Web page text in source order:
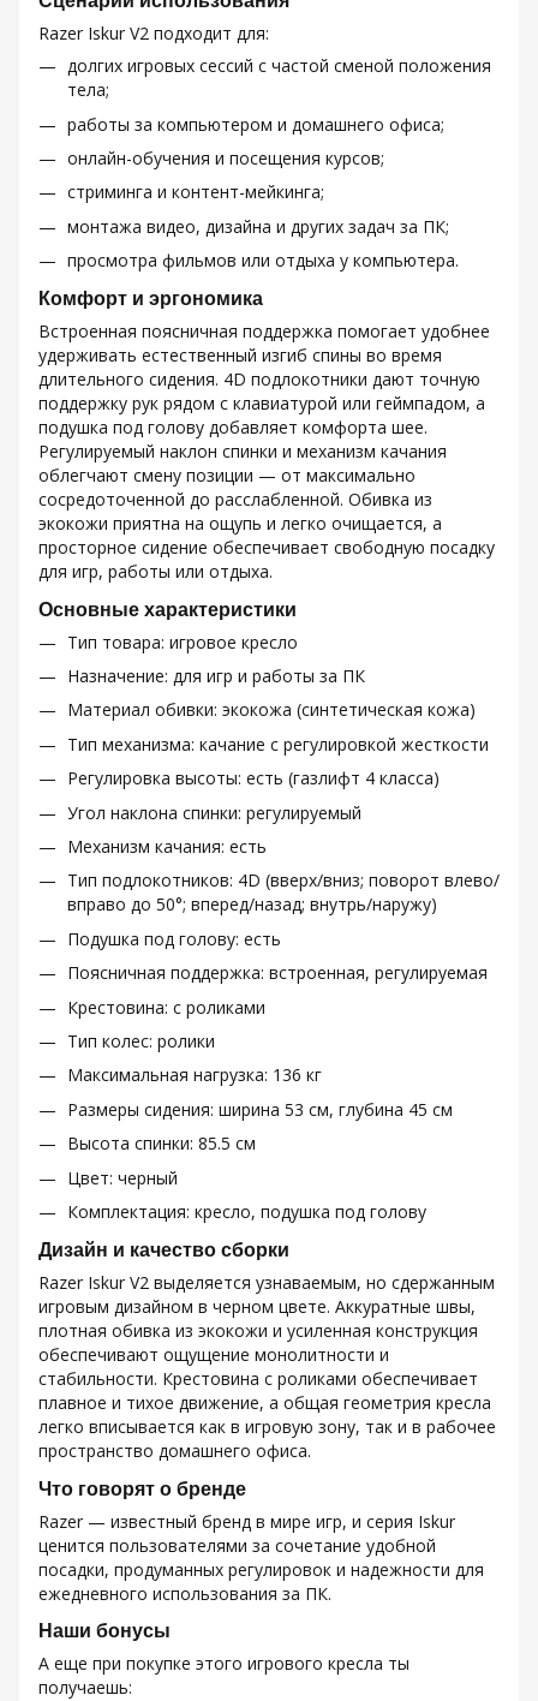
Razer Iskur V2 подходит для:
долгих игровых сессий с частой сменой положения
тела;
работы за компьютером и домашнего офиса;
онлайн-обучения и посещения курсов;
стриминга и контент-мейкинга;
монтажа видео, дизайна и других задач за ПК;
просмотра фильмов или отдыха у компьютера.
Комфорт и эргономика
Встроенная поясничная поддержка помогает удобнее
удерживать естественный изгиб спины во время
длительного сидения. 4D подлокотники дают точную
поддержку рук рядом с клавиатурой или геймпадом, а
подушка под голову добавляет комфорта шее.
Регулируемый наклон спинки и механизм качания
облегчают смену позиции — от максимально
сосредоточенной до расслабленной. Обивка из
экокожи приятна на ощупь и легко очищается, а
просторное сидение обеспечивает свободную посадку
для игр, работы или отдыха.
Основные характеристики
Тип товара: игровое кресло
Назначение: для игр и работы за ПК
Материал обивки: экокожа (синтетическая кожа)
Тип механизма: качание с регулировкой жесткости
Регулировка высоты: есть (газлифт 4 класса)
Угол наклона спинки: регулируемый
Механизм качания: есть
Тип подлокотников: 4D (вверх/вниз; поворот влево/
вправо до 50°; вперед/назад; внутрь/наружу)
Подушка под голову: есть
Поясничная поддержка: встроенная, регулируемая
Крестовина: с роликами
Тип колес: ролики
Максимальная нагрузка: 136 кг
Размеры сидения: ширина 53 см, глубина 45 см
Высота спинки: 85.5 см
Цвет: черный
Комплектация: кресло, подушка под голову
Дизайн и качество сборки
Razer Iskur V2 выделяется узнаваемым, но сдержанным
игровым дизайном в черном цвете. Аккуратные швы,
плотная обивка из экокожи и усиленная конструкция
обеспечивают ощущение монолитности и
стабильности. Крестовина с роликами обеспечивает
плавное и тихое движение, а общая геометрия кресла
легко вписывается как в игровую зону, так и в рабочее
пространство домашнего офиса.
Что говорят о бренде
Razer — известный бренд в мире игр, и серия Iskur
ценится пользователями за сочетание удобной
посадки, продуманных регулировок и надежности для
ежедневного использования за ПК.
Наши бонусы
А еще при покупке этого игрового кресла ты
получаешь: